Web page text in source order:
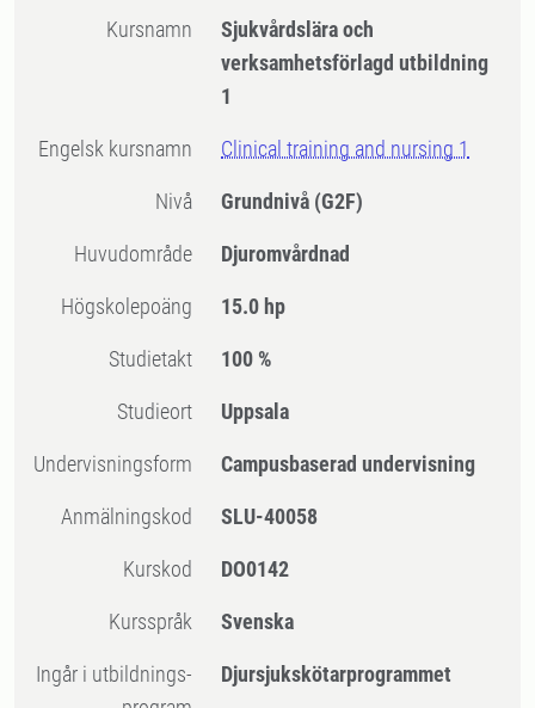
Kursnamn
Sjukvårdslära och
verksamhetsförlagd utbildning
1
Engelsk kursnamn Clinical training and nursing 1
Nivå Grundnivå (G2F)
Huvudområde Djuromvårdnad
högskolepoäng 15.0 hp
Studietakt 100 %
Studieort Uppsala
Undervisningsform Campusbaserad undervisning
Anmälningskod SLU-40058
Kurskod DO0142
Kursspråk Svenska
Ingår i utbildnings-
Djursjukskötarprogrammet